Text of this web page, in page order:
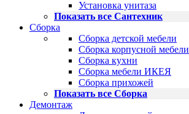
Установка унитаза
Показать все Сантехник
Сборка
Сборка детской мебели
Сборка корпусной мебели
Сборка кухни
Сборка мебели ИКЕЯ
Сборка прихожей
Показать все Сборка
Демонтаж